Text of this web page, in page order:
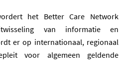
het Better Care Network
van informatie en
er op internationaal, regionaal
voor algemeen geldende